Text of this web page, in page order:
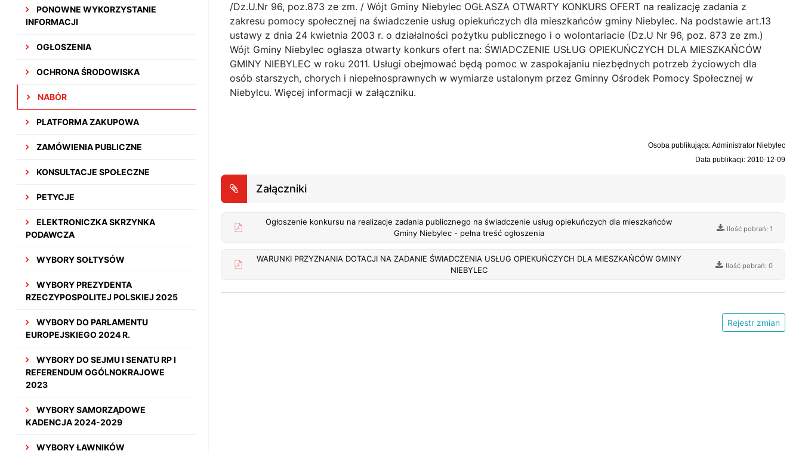
PONOWNE WYKORZYSTANIE
INFORMACJI
OGŁOSZENIA
OCHRONA ŚRODOWISKA
NABÓR
PLATFORMA ZAKUPOWA
ZAMÓWIENIA PUBLICZNE
KONSULTACJE SPOŁECZNE
PETYCJE
ELEKTRONICZKA SKRZYNKA
PODAWCZA
WYBORY SOŁTYSÓW
WYBORY PREZYDENTA
RZECZYPOSPOLITEJ POLSKIEJ 2025
WYBORY DO PARLAMENTU
EUROPEJSKIEGO 2024 R.
WYBORY DO SEJMU I SENATU RP I
REFERENDUM OGÓLNOKRAJOWE
2023
WYBORY SAMORZĄDOWE
KADENCJA 2024-2029
WYBORY ŁAWNIKÓW
/Dz.U.Nr 96, poz.873 ze zm. / Wójt Gminy Niebylec OGŁASZA OTWARTY KONKURS OFERT na realizację zadania z
zakresu pomocy społecznej na świadczenie usług opiekuńczych dla mieszkańców gminy Niebylec. Na podstawie art.13
ustawy z dnia 24 kwietnia 2003 r. o działalności pożytku publicznego i o wolontariacie (Dz.U Nr 96, poz. 873 ze zm.)
Wójt Gminy Niebylec ogłasza otwarty konkurs ofert na: ŚWIADCZENIE USŁUG OPIEKUŃCZYCH DLA MIESZKAŃCÓW
GMINY NIEBYLEC w roku 2011. Usługi obejmować będą pomoc w zaspokajaniu niezbędnych potrzeb życiowych dla
osób starszych, chorych i niepełnosprawnych w wymiarze ustalonym przez Gminny Ośrodek Pomocy Społecznej w
Niebylcu. Więcej informacji w załączniku.
Osoba publikująca: Administrator Niebylec
Data publikacji: 2010-12-09
Załączniki
Ogłoszenie konkursu na realizacje zadania publicznego na świadczenie usług opiekuńczych dla mieszkańców
Gminy Niebylec - pełna treść ogłoszenia
Ilość pobrań: 1
WARUNKI PRZYZNANIA DOTACJI NA ZADANIE ŚWIADCZENIA USŁUG OPIEKUŃCZYCH DLA MIESZKAŃCÓW GMINY
NIEBYLEC
Ilość pobrań: 0
Rejestr zmian